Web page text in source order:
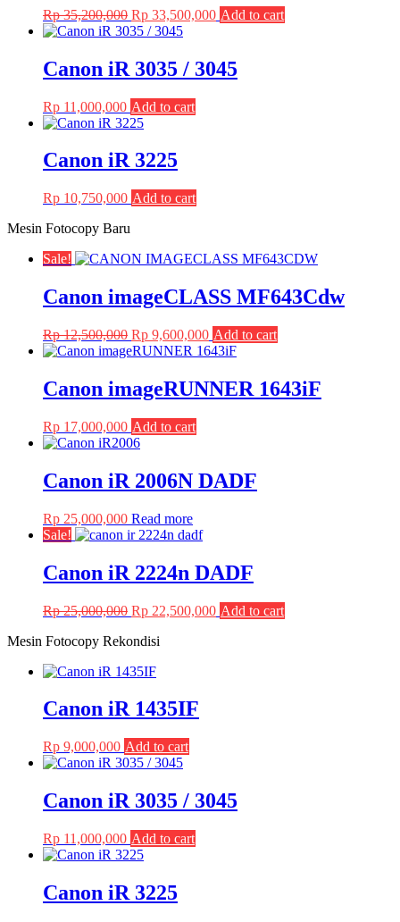
Rp35,200,000 Original
price
Rp 35,200,000.
Rp 33,500,000Current
Rp 33,500,000.
Add to cart
Canon iR 3035 / 3045
Rp 11,000,000 Add to cart
Canon iR 3225
Rp 10,750,000 Add to cart
Mesin Fotocopy Baru
Sale!
Canon imageCLASS MF643Cdw
Rp12,500,000 Original
price
Rp 12,500,000.
Rp 9,600,000Current
price
Rp 9,600,000.
Add to cart
Canon imageRUNNER 1643iF
Rp 17,000,000 Add to cart
Canon iR 2006N DADF
Rp 25,000,000 Read more
Sale!
Canon iR 2224n DADF
Rp25,000,000 Original
was:
Rp 22,500,000Current
Add to cart
Mesin Fotocopy Rekondisi
Canon iR 1435IF
Rp 9,000,000 Add to cart
Canon iR 3035 / 3045
Rp 11,000,000 Add to cart
Canon iR 3225